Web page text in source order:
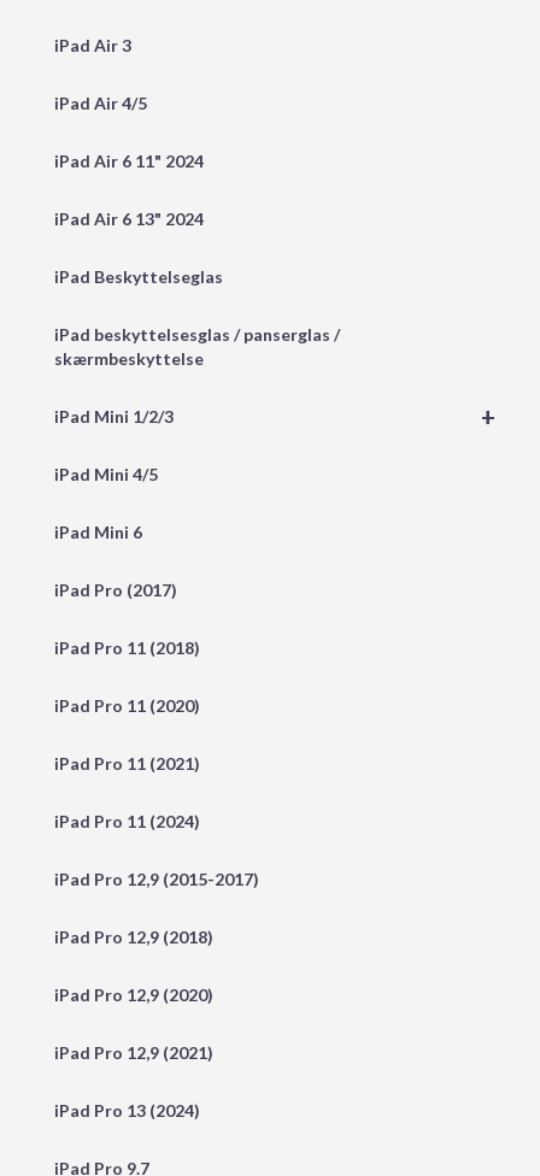
iPad Air 3
iPad Air 4/5
iPad Air 6 11" 2024
iPad Air 6 13" 2024
iPad Beskyttelseglas
iPad beskyttelsesglas / panserglas /
skærmbeskyttelse
+
iPad Mini 1/2/3
iPad Mini 4/5
iPad Mini 6
iPad Pro (2017)
iPad Pro 11 (2018)
iPad Pro 11 (2020)
iPad Pro 11 (2021)
iPad Pro 11 (2024)
iPad Pro 12,9 (2015-2017)
iPad Pro 12,9 (2018)
iPad Pro 12,9 (2020)
iPad Pro 12,9 (2021)
iPad Pro 13 (2024)
iPad Pro 9.7